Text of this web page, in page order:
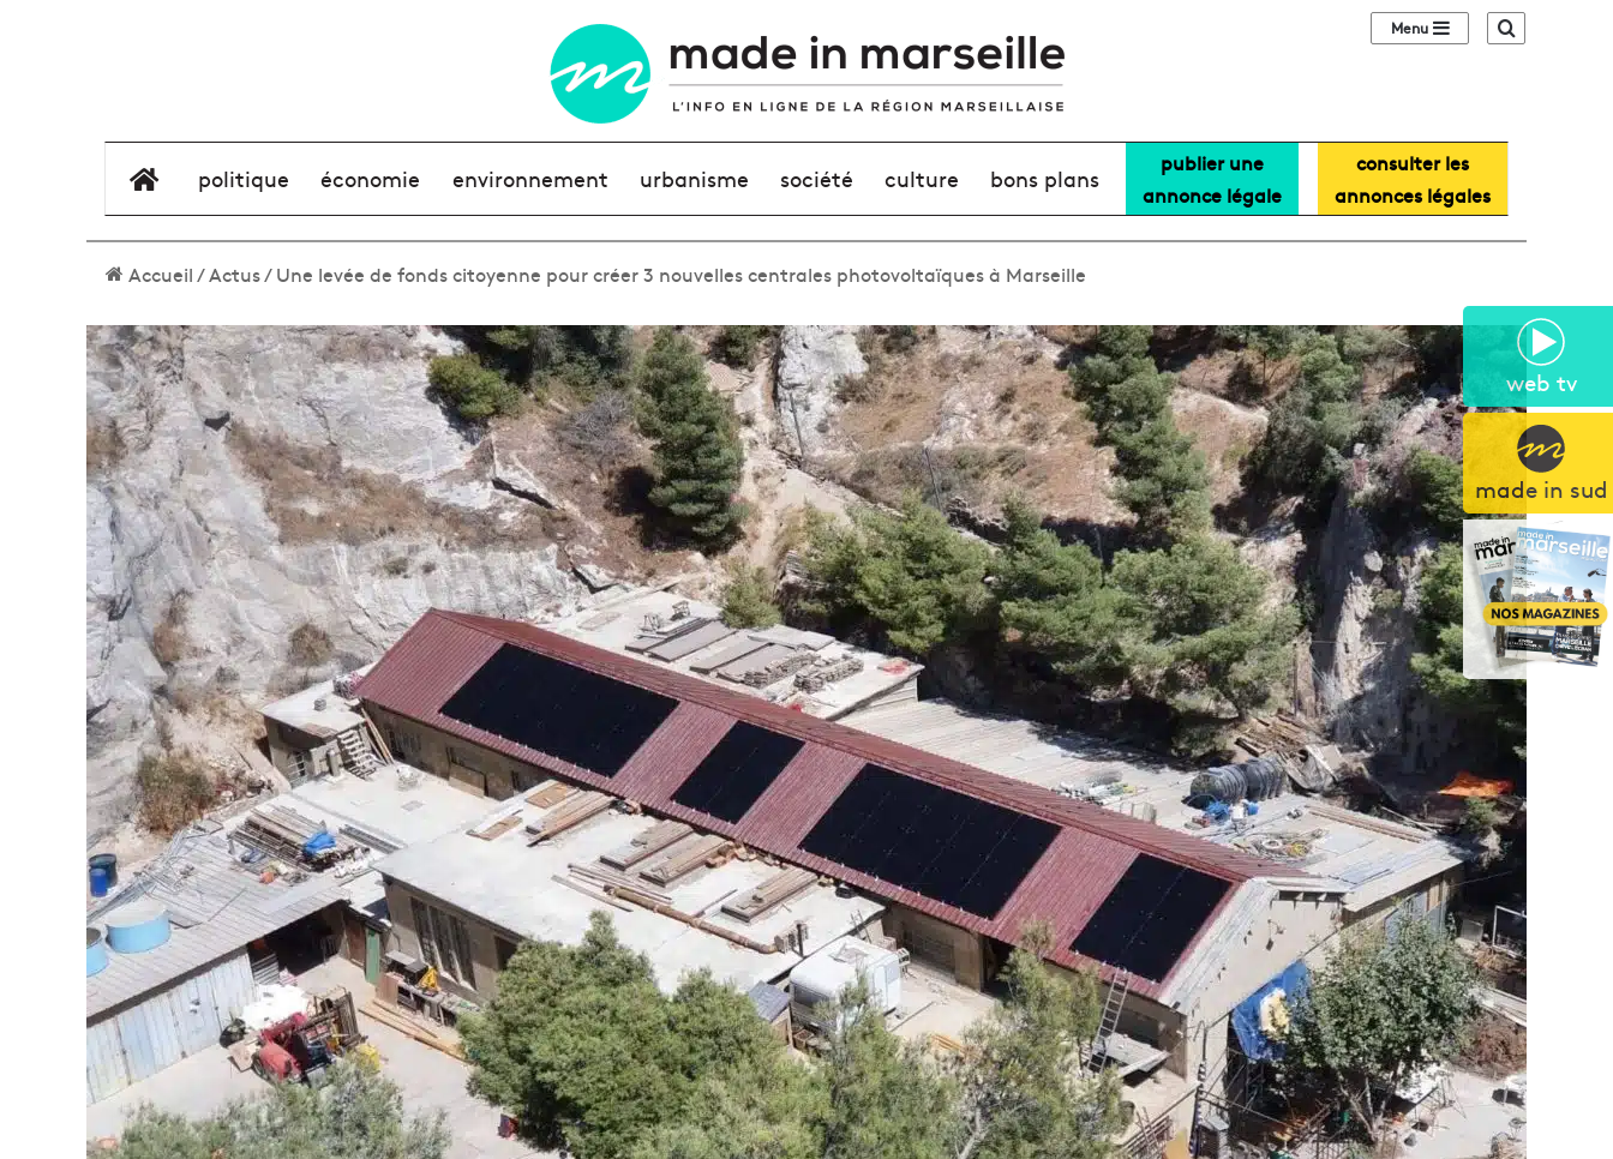
web tv
made in sud
Sidebar (barre
élément de menu
politique économie environnement urbanisme société culture bons plans
publier une
annonce légale
consulter les
annonces légales
Accueil/Actus/Une levée de fonds citoyenne pour créer 3 nouvelles centrales photovoltaïques à Marseille